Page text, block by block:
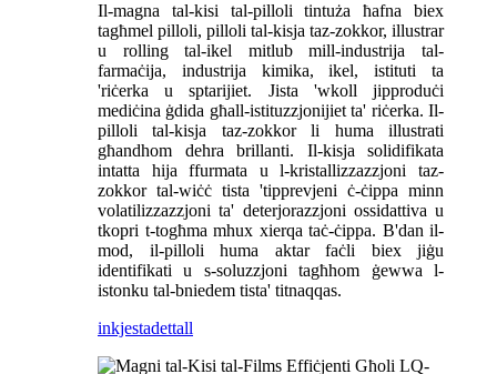
Il-magna tal-kisi tal-pilloli tintuża ħafna biex
tagħmel pilloli, pilloli tal-kisja taz-zokkor, illustrar
u rolling tal-ikel mitlub mill-industrija tal-
farmaċija, industrija kimika, ikel, istituti ta
'riċerka u sptarijiet. Jista 'wkoll jipproduċi
mediċina ġdida għall-istituzzjonijiet ta' riċerka. Il-
pilloli tal-kisja taz-zokkor li huma illustrati
għandhom dehra brillanti. Il-kisja solidifikata
intatta hija ffurmata u l-kristallizzazzjoni taz-
zokkor tal-wiċċ tista 'tipprevjeni ċ-ċippa minn
volatilizzazzjoni ta' deterjorazzjoni ossidattiva u
tkopri t-togħma mhux xierqa taċ-ċippa. B'dan il-
mod, il-pilloli huma aktar faċli biex jiġu
identifikati u s-soluzzjoni tagħhom ġewwa l-
istonku tal-bniedem tista' titnaqqas.
inkjestadettall